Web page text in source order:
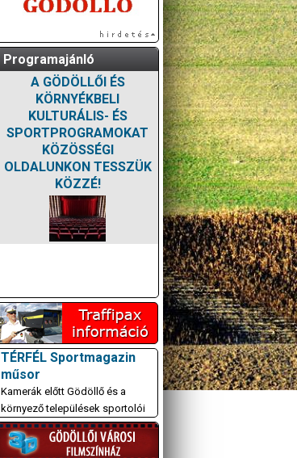
Programajánló
A GÖDÖLLŐI ÉS
KÖRNYÉKBELI
KULTURÁLIS- ÉS
SPORTPROGRAMOKAT
KÖZÖSSÉGI
OLDALUNKON TESSZÜK
KÖZZÉ!
TÉRFÉL Sportmagazin
műsor
Kamerák előtt Gödöllő és a
környező települések sportolói